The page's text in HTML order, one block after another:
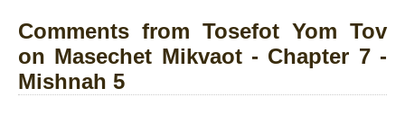
Comments from Tosefot Yom Tov
on Masechet Mikvaot - Chapter 7 -
Mishnah 5